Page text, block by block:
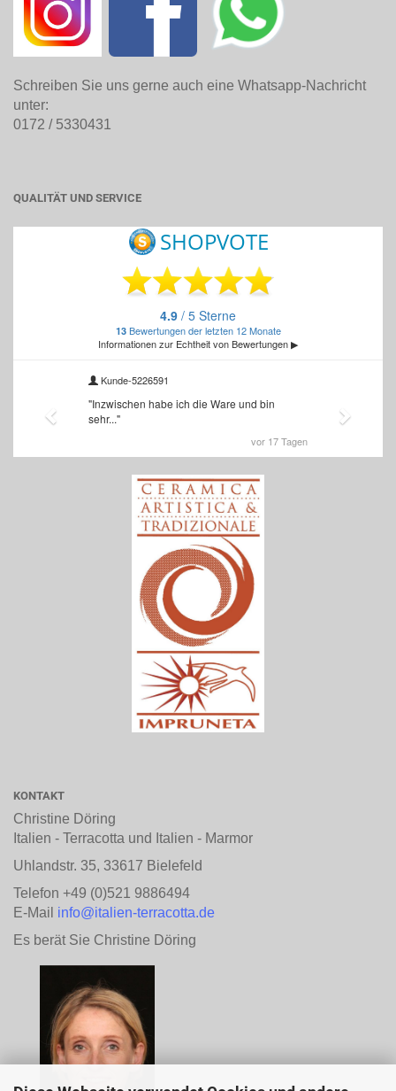
Schreiben Sie uns gerne auch eine Whatsapp-Nachricht
unter:
0172 / 5330431
QUALITÄT UND SERVICE
KONTAKT
Christine Döring
Italien - Terracotta und Italien - Marmor
Uhlandstr. 35, 33617 Bielefeld
Telefon +49 (0)521 9886494
E-Mail info@italien-terracotta.de
Es berät Sie Christine Döring